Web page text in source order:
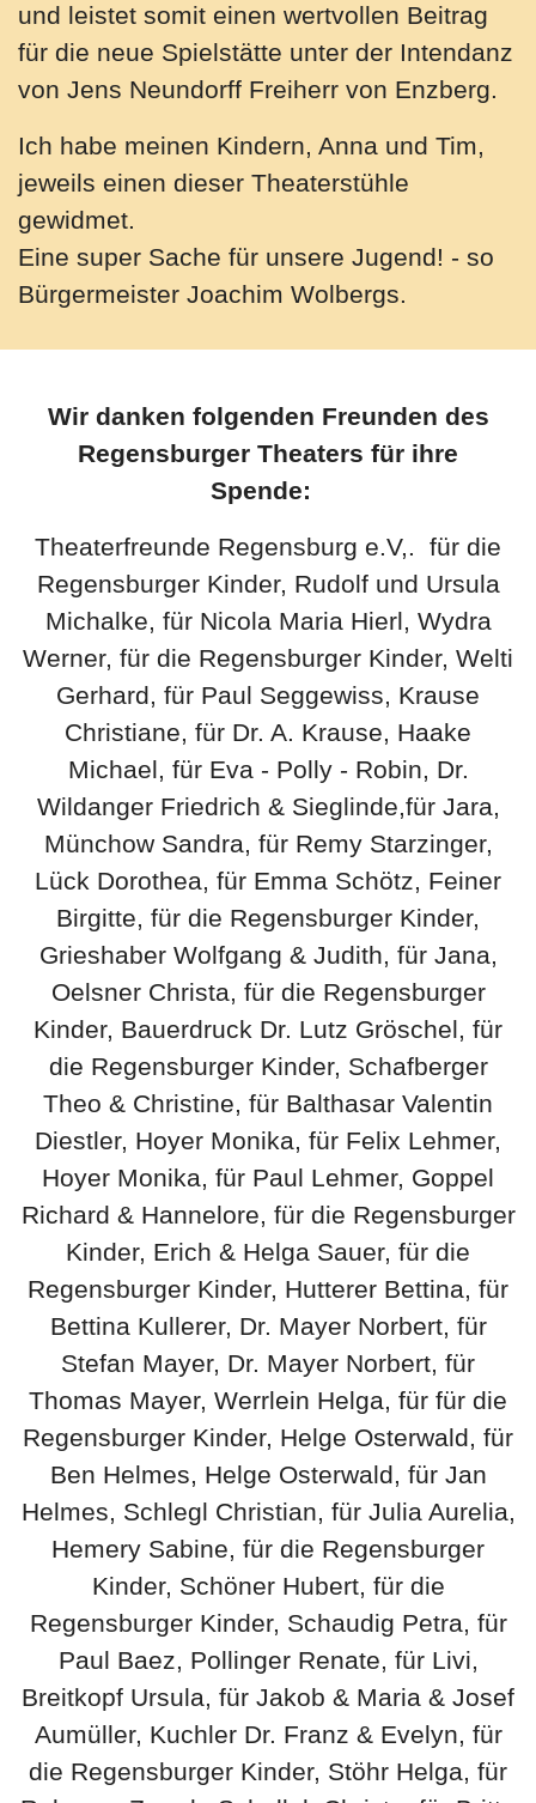
und leistet somit einen wertvollen Beitrag
für die neue Spielstätte unter der Intendanz
von Jens Neundorff Freiherr von Enzberg.
Ich habe meinen Kindern, Anna und Tim,
jeweils einen dieser Theaterstühle
gewidmet.
Eine super Sache für unsere Jugend! - so
Bürgermeister Joachim Wolbergs.
Wir danken folgenden Freunden des
Regensburger Theaters für ihre
Spende:
Theaterfreunde Regensburg e.V,. für die
Regensburger Kinder, Rudolf und Ursula
Michalke, für Nicola Maria Hierl, Wydra
Werner, für die Regensburger Kinder, Welti
Gerhard, für Paul Seggewiss, Krause
Christiane, für Dr. A. Krause, Haake
Michael, für Eva - Polly - Robin, Dr.
Wildanger Friedrich & Sieglinde,für Jara,
Münchow Sandra, für Remy Starzinger,
Lück Dorothea, für Emma Schötz, Feiner
Birgitte, für die Regensburger Kinder,
Grieshaber Wolfgang & Judith, für Jana,
Oelsner Christa, für die Regensburger
Kinder, Bauerdruck Dr. Lutz Gröschel, für
die Regensburger Kinder, Schafberger
Theo & Christine, für Balthasar Valentin
Diestler, Hoyer Monika, für Felix Lehmer,
Hoyer Monika, für Paul Lehmer, Goppel
Richard & Hannelore, für die Regensburger
Kinder, Erich & Helga Sauer, für die
Regensburger Kinder, Hutterer Bettina, für
Bettina Kullerer, Dr. Mayer Norbert, für
Stefan Mayer, Dr. Mayer Norbert, für
Thomas Mayer, Werrlein Helga, für für die
Regensburger Kinder, Helge Osterwald, für
Ben Helmes, Helge Osterwald, für Jan
Helmes, Schlegl Christian, für Julia Aurelia,
Hemery Sabine, für die Regensburger
Kinder, Schöner Hubert, für die
Regensburger Kinder, Schaudig Petra, für
Paul Baez, Pollinger Renate, für Livi,
Breitkopf Ursula, für Jakob & Maria & Josef
Aumüller, Kuchler Dr. Franz & Evelyn, für
die Regensburger Kinder, Stöhr Helga, für